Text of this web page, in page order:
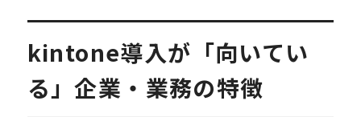
kintone導入が「向いてい
る」企業・業務の特徴